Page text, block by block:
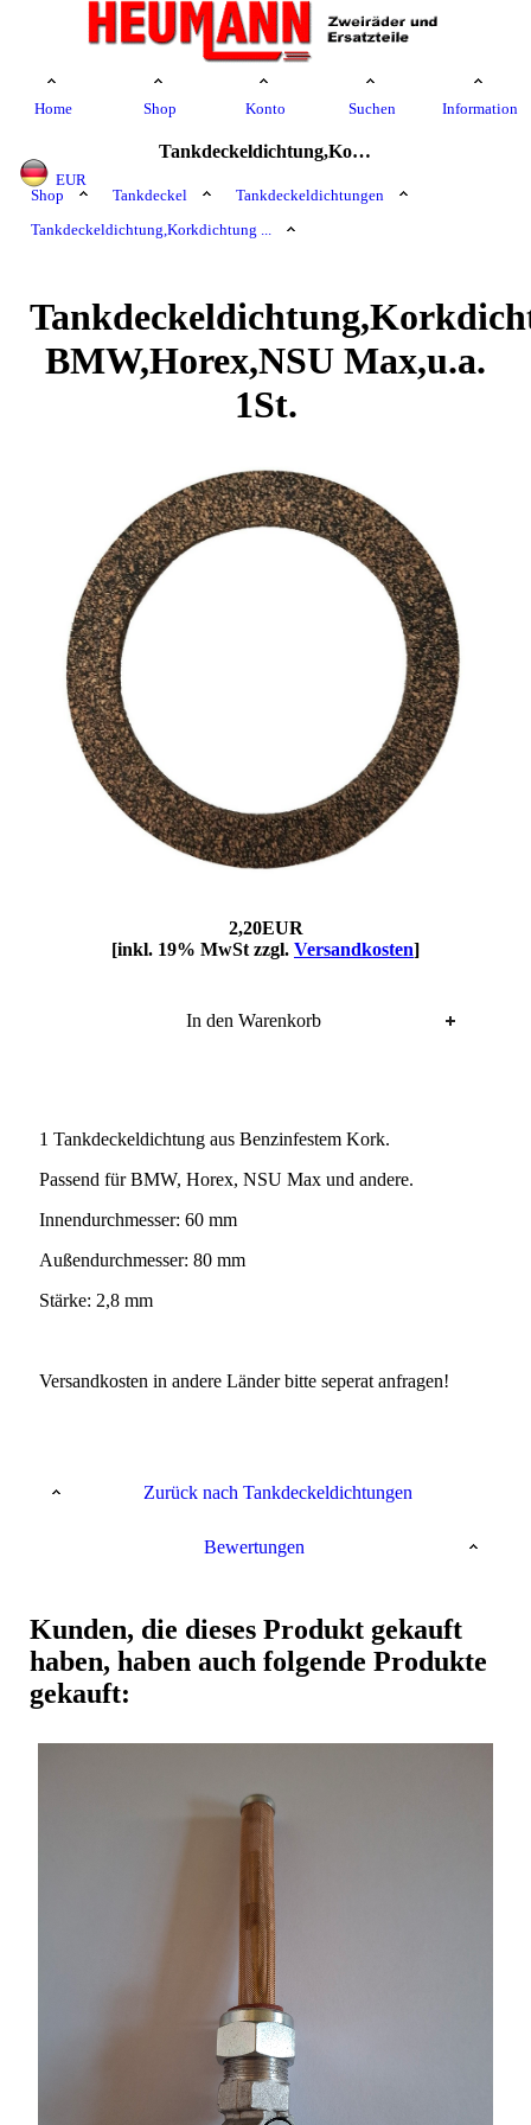
Home Shop Konto Suchen Information
EUR
Tankdeckeldichtung,Korkdichtung BMW,Horex,NSU Max,u.a. 1St.
Shop Tankdeckel Tankdeckeldichtungen
Tankdeckeldichtung,Korkdichtung ...
BMW,Horex,NSU Max,u.a.
1St.
2,20EUR
[inkl. 19% MwSt zzgl. Versandkosten]
In den Warenkorb
1 Tankdeckeldichtung aus Benzinfestem Kork.
Passend für BMW, Horex, NSU Max und andere.
Innendurchmesser: 60 mm
Außendurchmesser: 80 mm
Stärke: 2,8 mm
Versandkosten in andere Länder bitte seperat anfragen!
Zurück nach Tankdeckeldichtungen
Bewertungen
Kunden, die dieses Produkt gekauft
haben, haben auch folgende Produkte
gekauft: